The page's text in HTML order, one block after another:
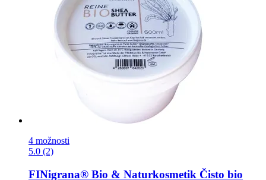
4 možnosti
5.0 (2)
FINigrana® Bio & Naturkosmetik Čisto bio